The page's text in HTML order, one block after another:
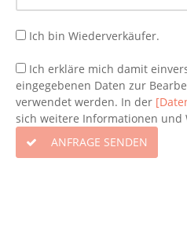
Ich bin Wiederverkäufer.
Ich erkläre mich damit
eingegebenen Daten zur
verwendet werden. In der
sich weitere Informationen und
ANFRAGE SENDEN